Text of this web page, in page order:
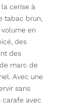
cerise à
tabac brun,
en
des
des
marc de
Avec une
sans
carafe avec